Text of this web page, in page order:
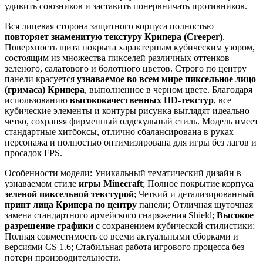
удивить союзников и заставить понервничать противников.
Вся лицевая сторона защитного корпуса полностью
повторяет знаменитую текстуру Крипера (Creeper).
Поверхность щита покрыта характерным кубическим узором,
состоящим из множества пикселей различных оттенков
зеленого, салатового и болотного цветов. Строго по центру
панели красуется узнаваемое во всем мире пиксельное лицо
(гримаса) Крипера, выполненное в черном цвете. Благодаря
использованию высококачественных HD-текстур, все
кубические элементы и контуры рисунка выглядят идеально
четко, сохраняя фирменный олдскульный стиль. Модель имеет
стандартные хитбоксы, отлично сбалансирована в руках
персонажа и полностью оптимизирована для игры без лагов и
просадок FPS.
Особенности модели: Уникальный тематический дизайн в
узнаваемом стиле игры Minecraft; Полное покрытие корпуса
зеленой пиксельной текстурой; Четкий и детализированный
принт лица Крипера по центру панели; Отличная шуточная
замена стандартного армейского снаряжения Shield; Высокое
разрешение графики с сохранением кубической стилистики;
Полная совместимость со всеми актуальными сборками и
версиями CS 1.6; Стабильная работа игрового процесса без
потери производительности.